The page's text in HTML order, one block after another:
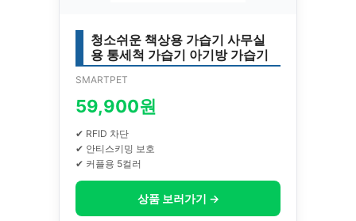
청소쉬운 책상용 가습기 사무실
용 통세척 가습기 아기방 가습기
SMARTPET
59,900원
✔ RFID 차단
✔ 안티스키밍 보호
✔ 커플용 5컬러
상품 보러가기 →